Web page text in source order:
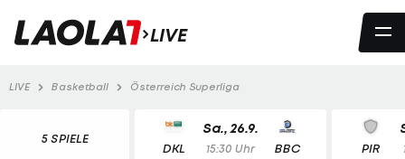
LIVE
LIVE Basketball Österreich Superliga
5 SPIELE
DKL BBC
Sa., 26.9.
15:30 Uhr PIR